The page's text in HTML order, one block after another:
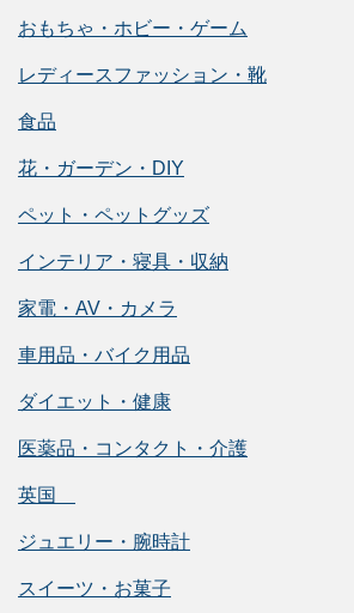
おもちゃ・ホビー・ゲーム
レディースファッション・靴
食品
花・ガーデン・DIY
ペット・ペットグッズ
インテリア・寝具・収納
家電・AV・カメラ
車用品・バイク用品
ダイエット・健康
医薬品・コンタクト・介護
英国
ジュエリー・腕時計
スイーツ・お菓子